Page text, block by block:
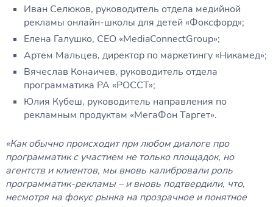
Иван Селюков, руководитель отдела медийной
рекламы онлайн-школы для детей «Фоксфорд»;
Елена Галушко, CEO «MediaConnectGroup»;
Артем Мальцев, директор по маркетингу «Никамед»;
Вячеслав Конаичев, руководитель отдела
программатика РА «РОССТ»;
Юлия Кубеш, руководитель направления по
рекламным продуктам «МегаФон Таргет».
«Как обычно происходит при любом диалоге про
программатик с участием не только площадок, но
агентств и клиентов, мы вновь калибровали роль
программатик-рекламы – и вновь подтвердили, что,
несмотря на фокус рынка на прозрачное и понятное